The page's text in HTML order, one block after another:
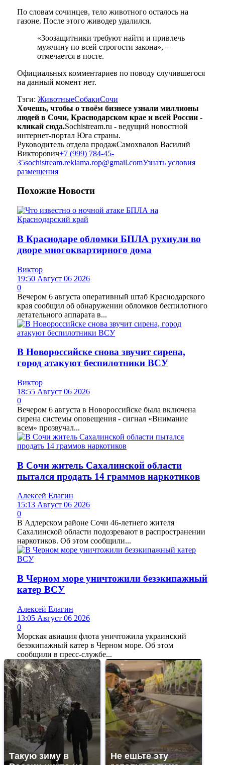
По словам сочинцев, тело животного осталось на
газоне. После этого живодер удалился.
«Зоозащитники требуют найти и привлечь
мужчину по всей строгости закона», –
отмечается в посте.
Официальных комментариев по поводу случившегося
на данный момент нет.
Тэги: ЖивотныеСобакиСочи
Хочешь, чтобы о твоём бизнесе узнали миллионы
людей в Сочи, Краснодарском крае и всей России -
кликай сюда.Sochistream.ru - ведущий новостной
интернет-портал Юга страны.
Руководитель отдела продажСамохвалов Василий
Викторович+7 (999) 784-45-
35sochistream.reklama.rop@gmail.comУзнать условия
размещения
Похожие Новости
В Краснодаре обломки БПЛА рухнули во
дворе многоквартирного дома
Виктор
19:50 Август 06 2026
0
Вечером 6 августа оперативный штаб Краснодарского
края сообщил об обнаружении обломков беспилотного
летательного аппарата в...
В Новороссийске снова звучит сирена,
город атакуют беспилотники ВСУ
Виктор
18:55 Август 06 2026
0
Вечером 6 августа в Новороссийске была включена
сирена системы оповещения - сигнал «Внимание
всем» прозвучал...
В Сочи житель Сахалинской области
пытался продать 14 граммов наркотиков
Алексей Елагин
15:13 Август 06 2026
0
В Адлерском районе Сочи 46-летнего жителя
Сахалинской области подозревают в распространении
наркотиков. Об этом сообщили...
В Черном море уничтожили безэкипажный
катер ВСУ
Алексей Елагин
13:05 Август 06 2026
0
Морская авиация флота уничтожила украинский
безэкипажный катер в Черном море. Об этом
сообщили в пресс-службе...
Такую зиму в
Не ешьте эту